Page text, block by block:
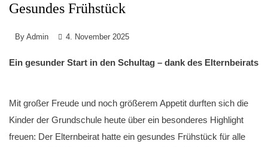
Gesundes Frühstück
By Admin 4. November 2025
Ein gesunder Start in den Schultag – dank des Elternbeirats
Mit großer Freude und noch größerem Appetit durften sich die
Kinder der Grundschule heute über ein besonderes Highlight
freuen: Der Elternbeirat hatte ein gesundes Frühstück für alle